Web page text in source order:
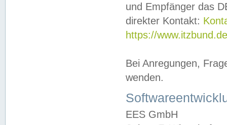
und Empfänger das
direkter Kontakt:
https://
Bei Anregungen,
wenden.
EES GmbH